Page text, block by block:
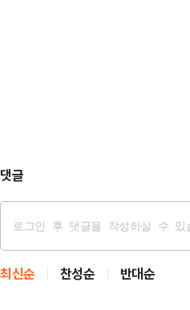
댓글
최신순 찬성순 반대순